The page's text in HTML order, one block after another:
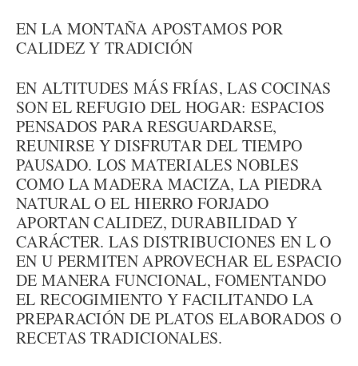
EN LA MONTAÑA APOSTAMOS POR
CALIDEZ Y TRADICIÓN
EN ALTITUDES MÁS FRÍAS, LAS COCINAS
SON EL REFUGIO DEL HOGAR: ESPACIOS
PENSADOS PARA RESGUARDARSE,
REUNIRSE Y DISFRUTAR DEL TIEMPO
PAUSADO. LOS MATERIALES NOBLES
COMO LA MADERA MACIZA, LA PIEDRA
NATURAL O EL HIERRO FORJADO
APORTAN CALIDEZ, DURABILIDAD Y
CARÁCTER. LAS DISTRIBUCIONES EN L O
EN U PERMITEN APROVECHAR EL ESPACIO
DE MANERA FUNCIONAL, FOMENTANDO
EL RECOGIMIENTO Y FACILITANDO LA
PREPARACIÓN DE PLATOS ELABORADOS O
RECETAS TRADICIONALES.